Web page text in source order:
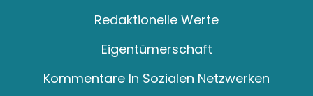
Redaktionelle Werte
Eigentümerschaft
Kommentare In Sozialen Netzwerken